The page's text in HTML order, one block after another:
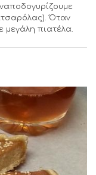
Όταν
μεγάλη πιατέλα.